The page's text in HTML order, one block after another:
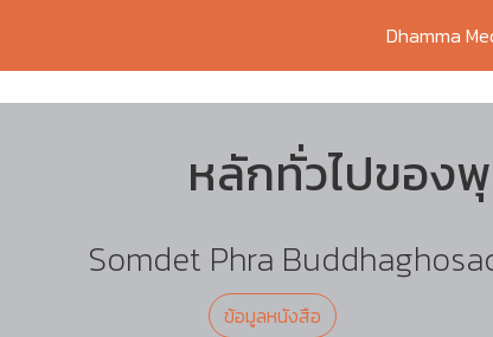
Dhamma
หลักทั่วไปของ
Somdet Phra
ข้อมูลหนังสือ